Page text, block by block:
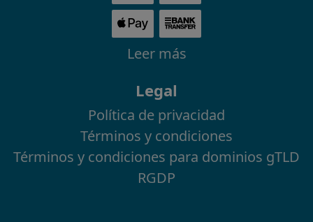
Leer más
Legal
Política de privacidad
Términos y condiciones
Términos y condiciones para dominios gTLD
RGDP